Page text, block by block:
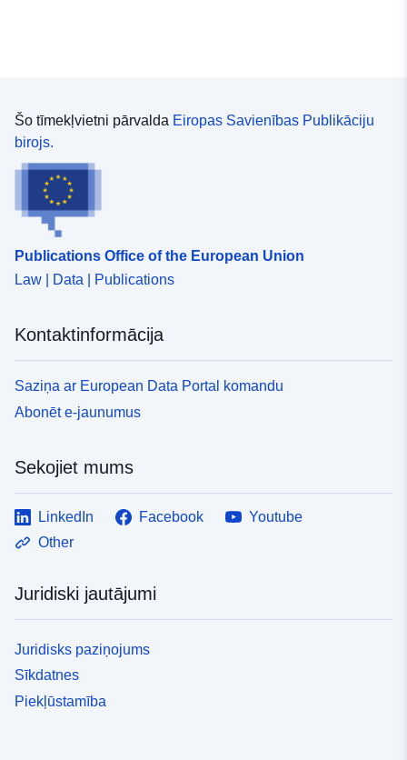
Šo tīmekļvietni pārvalda Eiropas Savienības Publikāciju
birojs.
Publications Office of the European Union
Law | Data | Publications
Kontaktinformācija
Saziņa ar European Data Portal komandu
Abonēt e-jaunumus
Sekojiet mums
LinkedIn Facebook
Youtube
Other
Juridiski jautājumi
Juridisks paziņojums
Sīkdatnes
Piekļūstamība